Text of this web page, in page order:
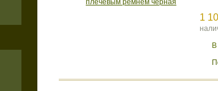
1